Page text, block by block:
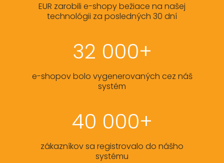
EUR zarobili e-shopy bežiace na našej
technológii za posledných 30 dní
32 000+
e-shopov bolo vygenerovaných cez náš
systém
40 000+
zákazníkov sa registrovalo do nášho
systému